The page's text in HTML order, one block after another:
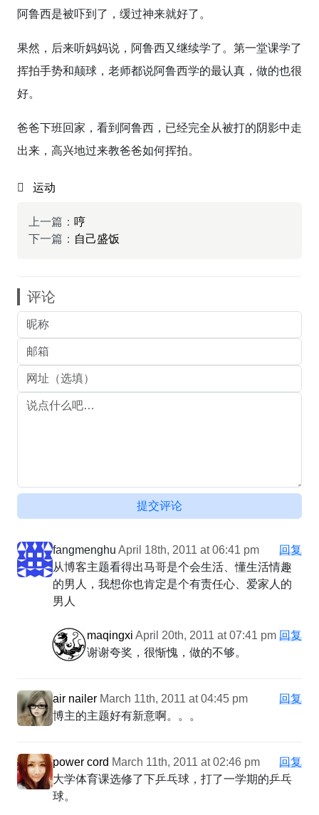
阿鲁西是被吓到了，缓过神来就好了。
果然，后来听妈妈说，阿鲁西又继续学了。第一堂课学了
挥拍手势和颠球，老师都说阿鲁西学的最认真，做的也很
好。
爸爸下班回家，看到阿鲁西，已经完全从被打的阴影中走
出来，高兴地过来教爸爸如何挥拍。
运动
上一篇： 哼
下一篇： 自己盛饭
评论
提交评论
fangmenghu April 18th, 2011 at 06:41 pm
回复
从博客主题看得出马哥是个会生活、懂生活情趣
的男人，我想你也肯定是个有责任心、爱家人的
男人
maqingxi April 20th, 2011 at 07:41 pm 回复
谢谢夸奖，很惭愧，做的不够。
air nailer March 11th, 2011 at 04:45 pm
回复
博主的主题好有新意啊。。。
power cord March 11th, 2011 at 02:46 pm
回复
大学体育课选修了下乒乓球，打了一学期的乒乓
球。